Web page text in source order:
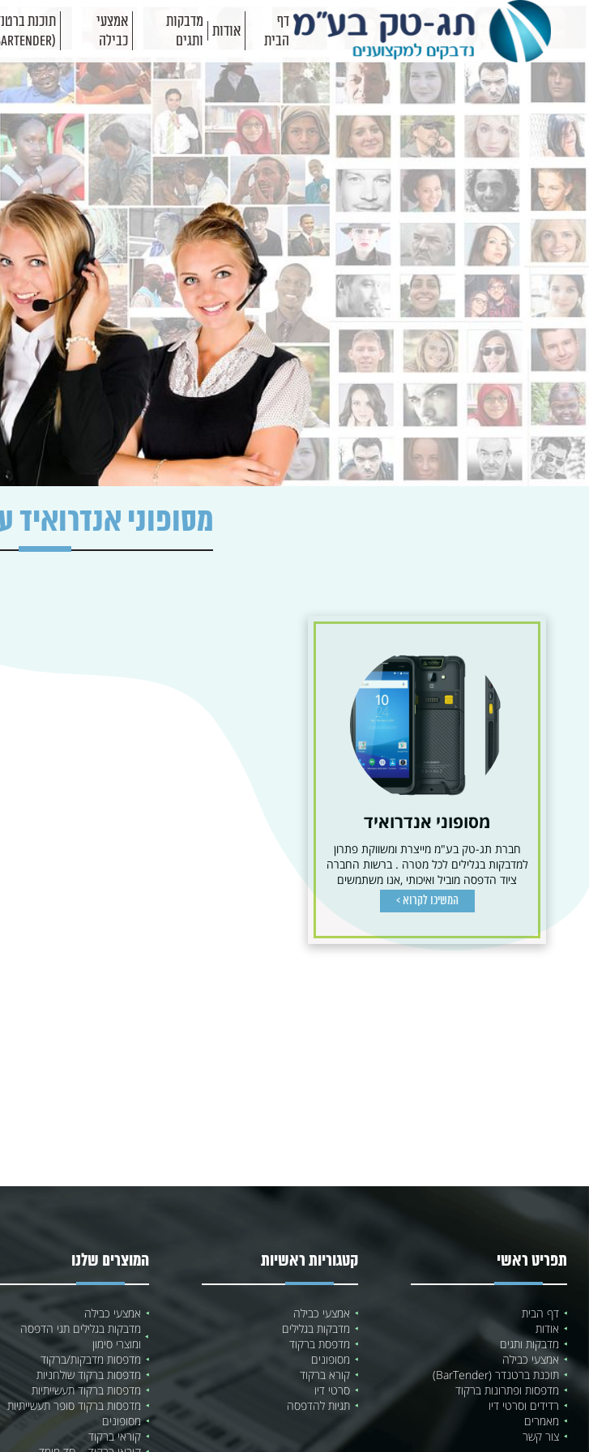
דף
הבית
אודות
מדבקות
ותגים
אמצעי
כבילה
תוכנת
(BarTender)
מסופוני אנדרואיד
מסופוני אנדרואיד
חברת תג-טק בע"מ מייצרת ומשווקת פתרון
למדבקות בגלילים לכל מטרה . ברשות החברה
ציוד הדפסה מוביל ואיכותי ,אנו משתמשים
בטכנולוגיות הדפסה...
המשיכו לקרוא >
תפריט ראשי
דף הבית
אודות
מדבקות ותגים
אמצעי כבילה
תוכנת ברטנדר (BarTender)
מדפסות ופתרונות ברקוד
רדידים וסרטי דיו
מאמרים
צור קשר
קטגוריות ראשיות
אמצעי כבילה
מדבקות בגלילים
מדפסת ברקוד
מסופונים
קורא ברקוד
סרטי דיו
תגיות להדפסה
המוצרים שלנו
אמצעי כבילה
מדבקות בגלילים תגי הדפסה
ומוצרי סימון
מדפסות מדבקות/ברקוד
מדפסות ברקוד שולחניות
מדפסות ברקוד תעשייתיות
מדפסות ברקוד סופר תעשייתיות
מסופונים
קוראי ברקוד